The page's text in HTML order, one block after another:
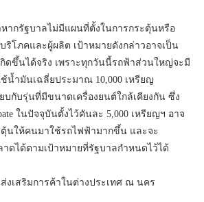
หากรัฐบาลไม่มีแผนที่ตั้งในการกระตุ้นหรือ
ริโภคและผู้ผลิต เป้าหมายดังกล่าวอาจเป็น
กิดขึ้นได้จริง เพราะทุกวันนี้รถฟ้าส่วนใหญ่จะมี
น้ำมันเฉลี่ยประมาณ 10,000 เหรียญ
ยบกับรุ่นที่มีขนาดเครื่องยนต์ใกล้เคียงกัน ซึ่ง
ในปัจจุบันตั้งไว้คันละ 5,000 เหรียญฯ อาจ
ตุ้นให้คนมาใช้รถไฟฟ้ามากขึ้น และจะ
ดได้ตามเป้าหมายที่รัฐบาลกำหนดไว้ได้
งเสริมการค้าในต่างประเทศ ณ นคร